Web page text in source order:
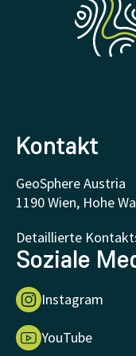
Forschung und
Downloads
Zertifikate und
FAQ - Häufig
Forschung
Kontakt
GeoSphere Austria
1190 Wien, Hohe
Detaillierte
Soziale
Instagram
YouTube